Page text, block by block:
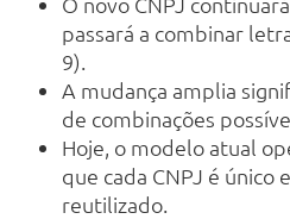
passará a combinar
9).
A mudança amplia
de combinações
Hoje, o modelo atual
que cada CNPJ é único
reutilizado.